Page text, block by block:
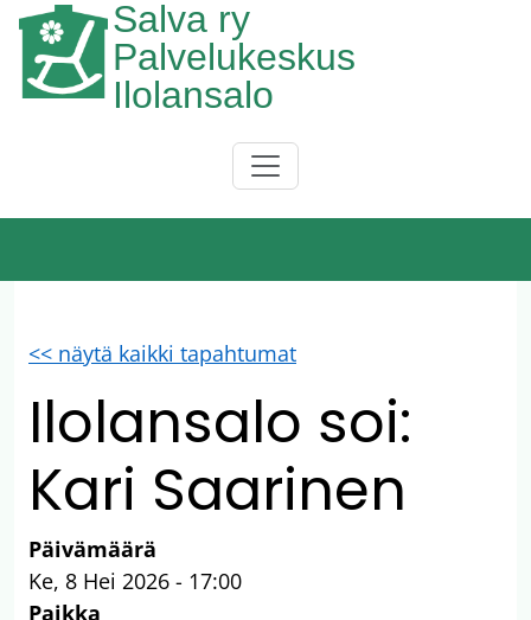
Hyppää pääsisältöön
Salva ry
Palvelukeskus
Ilolansalo
Päävalikko
<< näytä kaikki tapahtumat
Ilolansalo soi:
Kari Saarinen
Päivämäärä
Ke, 8 Hei 2026 - 17:00
Paikka